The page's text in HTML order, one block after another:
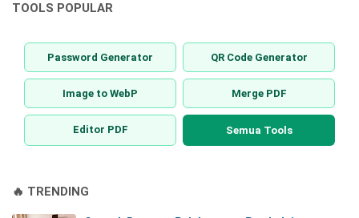
TOOLS POPULAR
Password Generator QR Code Generator
Image to WebP Merge PDF
Editor PDF Semua Tools
🔥 TRENDING